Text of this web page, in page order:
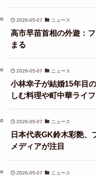
2026-05-07 ニュース
高市早苗首相の外遊：
まる
2026-05-07 ニュース
小林幸子が結婚15年目
しむ料理や町中華ライ
2026-05-07 ニュース
日本代表GK鈴木彩艶、
メディアが注目
2026-05-07 ニュース